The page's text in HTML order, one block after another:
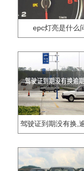
epc灯亮是什么